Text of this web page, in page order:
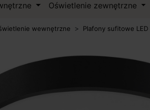
Oświetlenie zewnętrzne
wewnętrzne Plafony sufitowe LED